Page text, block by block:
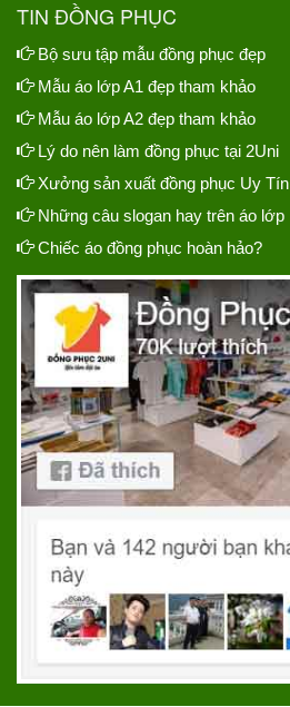
TIN ĐỒNG PHỤC
Bộ sưu tập mẫu đồng phục đẹp
Mẫu áo lớp A1 đẹp tham khảo
Mẫu áo lớp A2 đẹp tham khảo
Lý do nên làm đồng phục tại 2Uni
Xưởng sản xuất đồng phục Uy Tín
Những câu slogan hay trên áo lớp
Chiếc áo đồng phục hoàn hảo?